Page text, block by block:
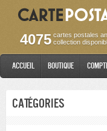
4075 cartes postales
collection
Accueil Boutique
Catégories